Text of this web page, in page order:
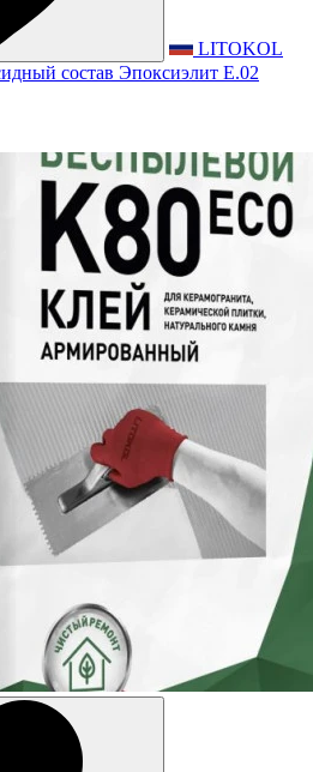
LITOKOL
состав Эпоксиэлит E.02